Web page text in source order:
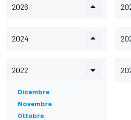
2026
2024
2022
Dicembre
Novembre
Ottobre